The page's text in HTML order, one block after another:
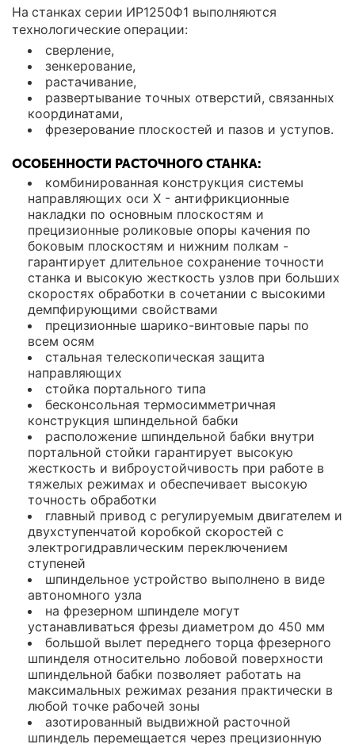
На станках серии ИР1250Ф1 выполняются
технологические операции:
сверление,
зенкерование,
растачивание,
развертывание точных отверстий, связанных
координатами,
фрезерование плоскостей и пазов и уступов.
ОСОБЕННОСТИ РАСТОЧНОГО СТАНКА:
комбинированная конструкция системы
направляющих оси X - антифрикционные
накладки по основным плоскостям и
прецизионные роликовые опоры качения по
боковым плоскостям и нижним полкам -
гарантирует длительное сохранение точности
станка и высокую жесткость узлов при больших
скоростях обработки в сочетании с высокими
демпфирующими свойствами
прецизионные шарико-винтовые пары по
всем осям
стальная телескопическая защита
направляющих
стойка портального типа
бесконсольная термосимметричная
конструкция шпиндельной бабки
расположение шпиндельной бабки внутри
портальной стойки гарантирует высокую
жесткость и виброустойчивость при работе в
тяжелых режимах и обеспечивает высокую
точность обработки
главный привод с регулируемым двигателем и
двухступенчатой коробкой скоростей с
электрогидравлическим переключением
ступеней
шпиндельное устройство выполнено в виде
автономного узла
на фрезерном шпинделе могут
устанавливаться фрезы диаметром до 450 мм
большой вылет переднего торца фрезерного
шпинделя относительно лобовой поверхности
шпиндельной бабки позволяет работать на
максимальных режимах резания практически в
любой точке рабочей зоны
азотированный выдвижной расточной
шпиндель перемещается через прецизионную